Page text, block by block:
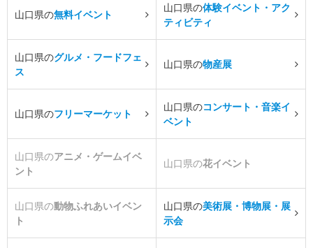
山口県の無料イベント
山口県の体験イベント・アク
ティビティ
山口県のグルメ・フードフェ
ス
山口県の物産展
山口県のフリーマーケット
山口県のコンサート・音楽イ
ベント
山口県のアニメ・ゲームイベ
ント
山口県の花イベント
山口県の動物ふれあいイベン
ト
山口県の美術展・博物展・展
示会